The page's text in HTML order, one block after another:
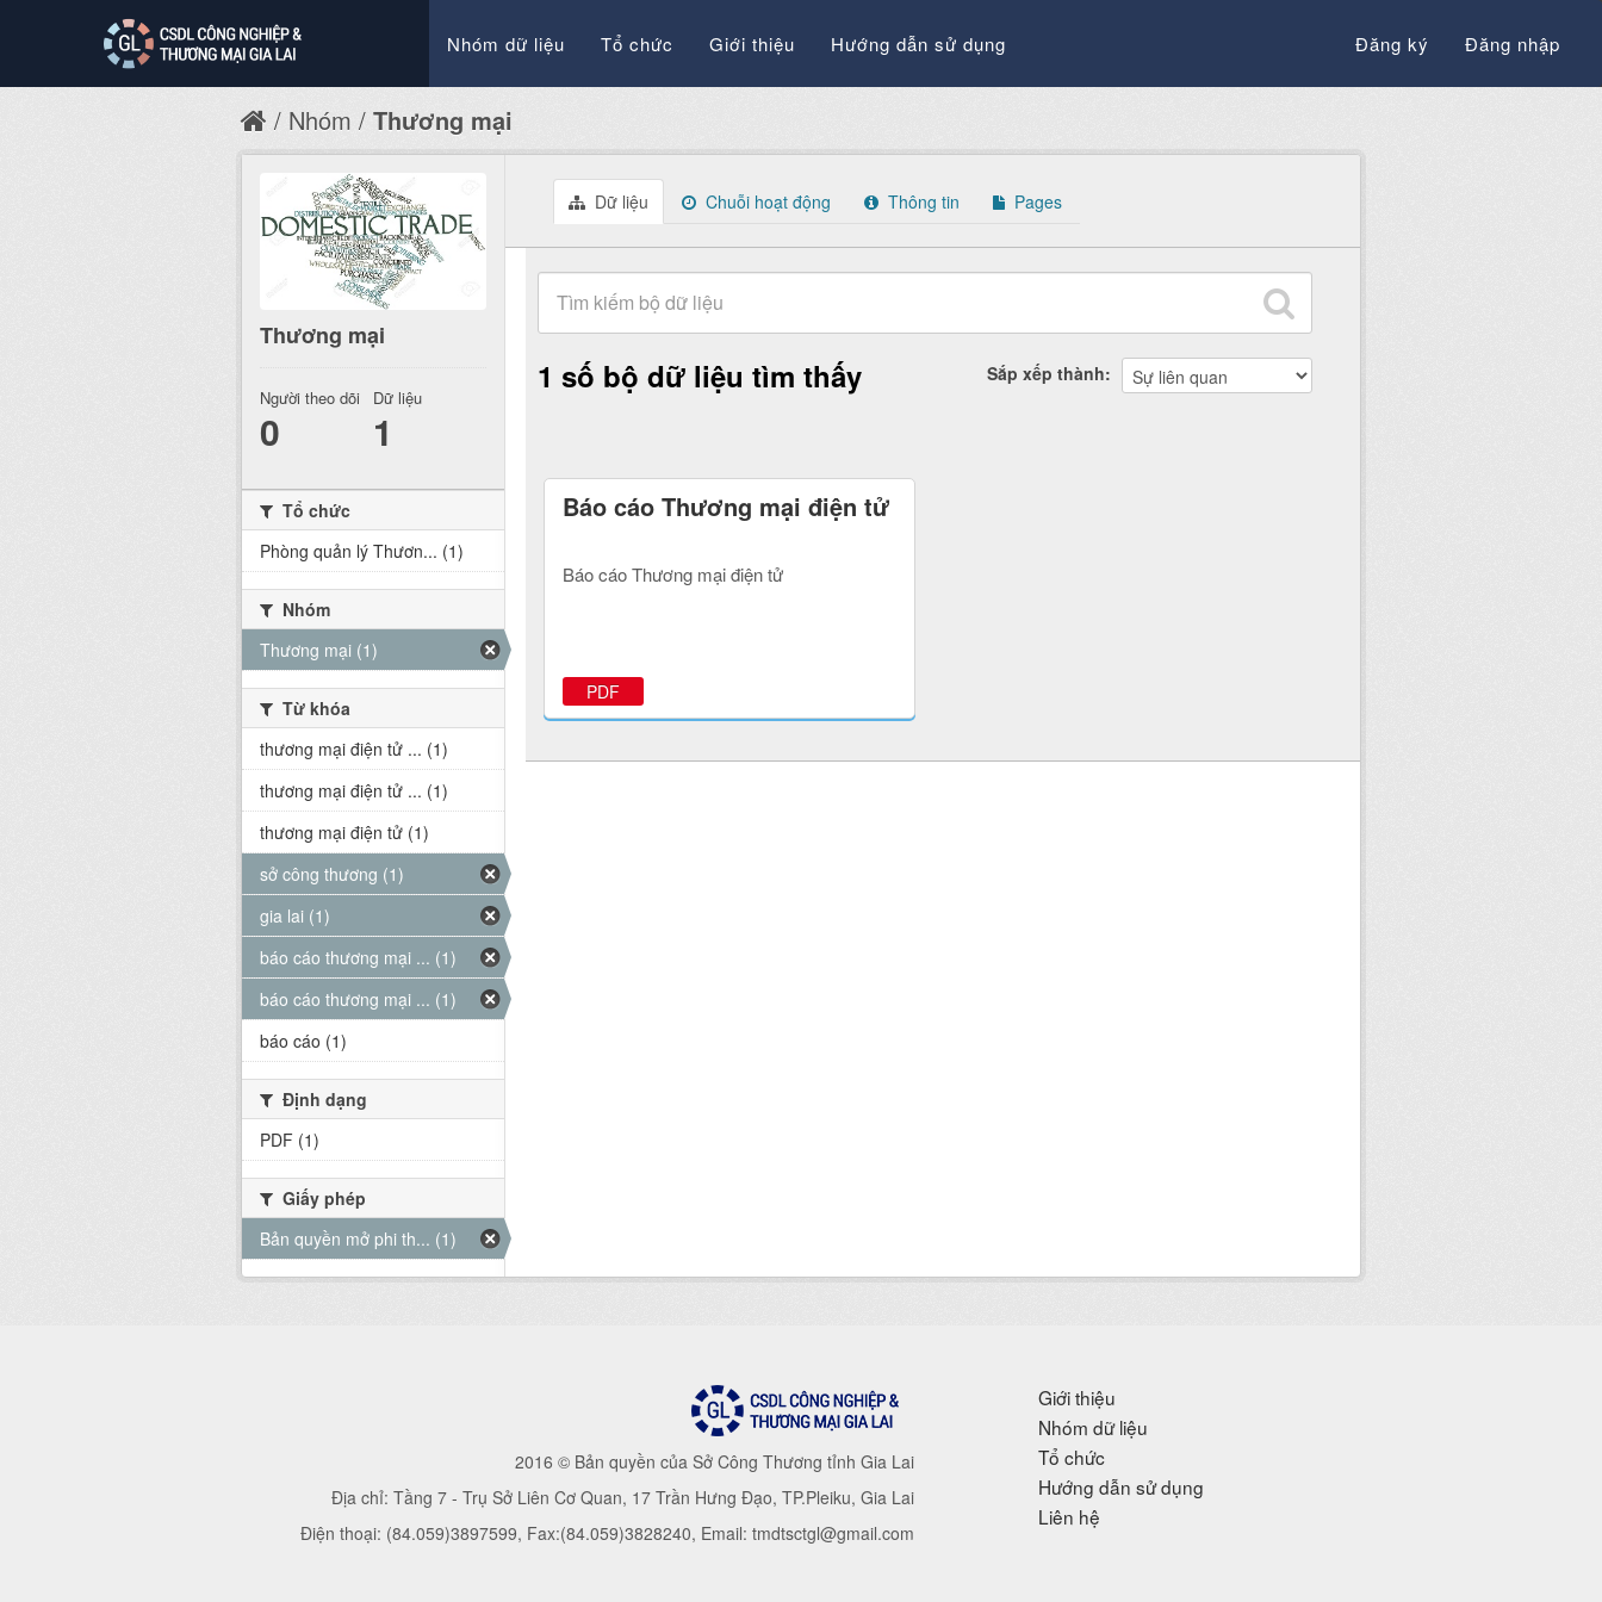
Nhóm dữ liệu Tổ chức Giới thiệu Hướng dẫn sử dụng Đăng ký Đăng nhập
Nhóm Thương mại
Dữ liệu Chuỗi hoạt động Thông tin Pages
Sắp xếp thành
1 số bộ dữ liệu tìm thấy
Báo cáo Thương mại điện tử
Báo cáo Thương mại điện tử
PDF
Thương mại
Người theo dõi
0
Dữ liệu
1
Tổ chức
Phòng quản lý Thươn... (1)
Nhóm
Thương mại (1)
Từ khóa
thương mại điện tử ... (1)
thương mại điện tử ... (1)
thương mại điện tử (1)
sở công thương (1)
gia lai (1)
báo cáo thương mại ... (1)
báo cáo thương mại ... (1)
báo cáo (1)
Định dạng
PDF (1)
Giấy phép
Bản quyền mở phi th... (1)
2016 © Bản quyền của Sở Công Thương tỉnh Gia Lai
Địa chỉ: Tầng 7 - Trụ Sở Liên Cơ Quan, 17 Trần Hưng Đạo, TP.Pleiku, Gia Lai
Điện thoại: (84.059)3897599, Fax:(84.059)3828240, Email: tmdtsctgl@gmail.com
Giới thiệu
Nhóm dữ liệu
Tổ chức
Hướng dẫn sử dụng
Liên hệ